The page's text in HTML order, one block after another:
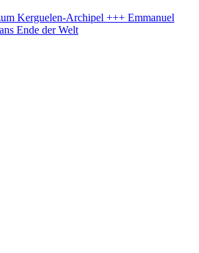
Kerguelen-Archipel +++ Emmanuel
Ende der Welt